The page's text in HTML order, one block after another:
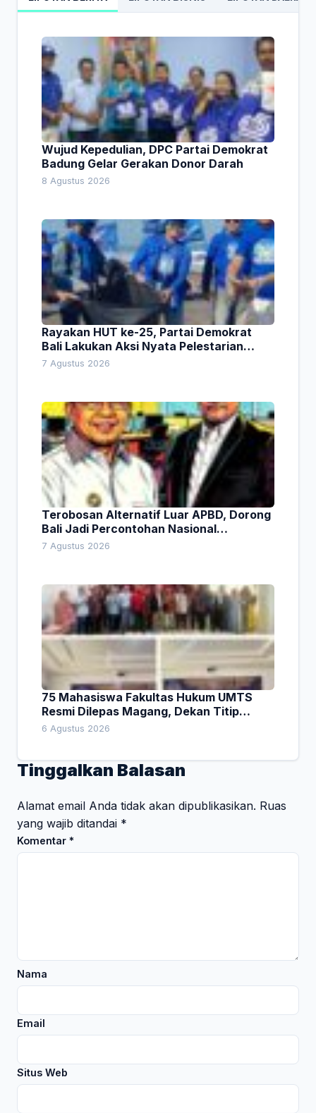
Wujud Kepedulian, DPC Partai Demokrat
Badung Gelar Gerakan Donor Darah
8 Agustus 2026
Rayakan HUT ke-25, Partai Demokrat
Bali Lakukan Aksi Nyata Pelestarian
Lingkungan
7 Agustus 2026
Terobosan Alternatif Luar APBD, Dorong
Bali Jadi Percontohan Nasional
Pembiayaan Daerah
7 Agustus 2026
75 Mahasiswa Fakultas Hukum UMTS
Resmi Dilepas Magang, Dekan Titip
Empat Pesan Penting
6 Agustus 2026
Tinggalkan Balasan
Alamat email Anda tidak akan dipublikasikan. Ruas
yang wajib ditandai *
Komentar *
Nama
Email
Situs Web